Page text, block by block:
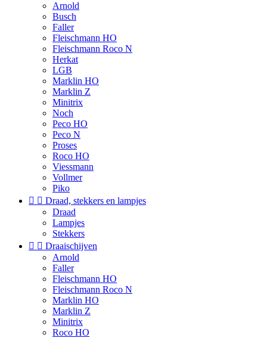
Arnold
Busch
Faller
Fleischmann HO
Fleischmann Roco N
Herkat
LGB
Marklin HO
Marklin Z
Minitrix
Noch
Peco HO
Peco N
Proses
Roco HO
Viessmann
Vollmer
Piko
  Draad, stekkers en lampjes
Draad
Lampjes
Stekkers
  Draaischijven
Arnold
Faller
Fleischmann HO
Fleischmann Roco N
Marklin HO
Marklin Z
Minitrix
Roco HO